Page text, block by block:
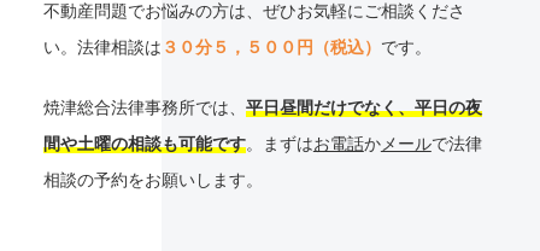
不動産問題でお悩みの方は、ぜひお気軽にご相談くださ
い。法律相談は ３０分５，５００円（税込） です。
焼津総合法律事務所では、 平日昼間だけでなく、平日の夜
間や土曜の相談も可能です。まずはお電話かメールで法律
相談の予約をお願いします。